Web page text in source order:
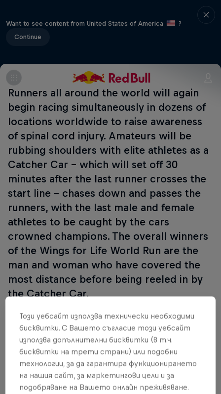
Want to see content from United States of America
?
Continue
Runners all around the world will again
begin racing simultaneously in dozens of
locations worldwide to raise awareness
of spinal cord injury. Amateurs will be
rubbing shoulders with elite athletes as a
Catcher Car – which will set off 30
minutes after the last runner crosses the
start line – chases down and passes the
runners, with the last male and female
athletes to be caught by the cars
crowned champions. The overall winners
of the Wings for Life World Run are the
man and woman who have covered the
most distance before being reeled in by
the Catcher Car.
Press the red button in the header area of this
page to register from October 3, 2018!
Партньори
Този уебсайт използва технически необходими
бисквитки. С Вашето съгласие този уебсайт
използва допълнителни бисквитки (в т.ч.
бисквитки на трети страни) или подобни
технологии, за да гарантира функционирането
на нашия сайт, за маркетингови цели и за
подобряване на Вашето онлайн преживяване.